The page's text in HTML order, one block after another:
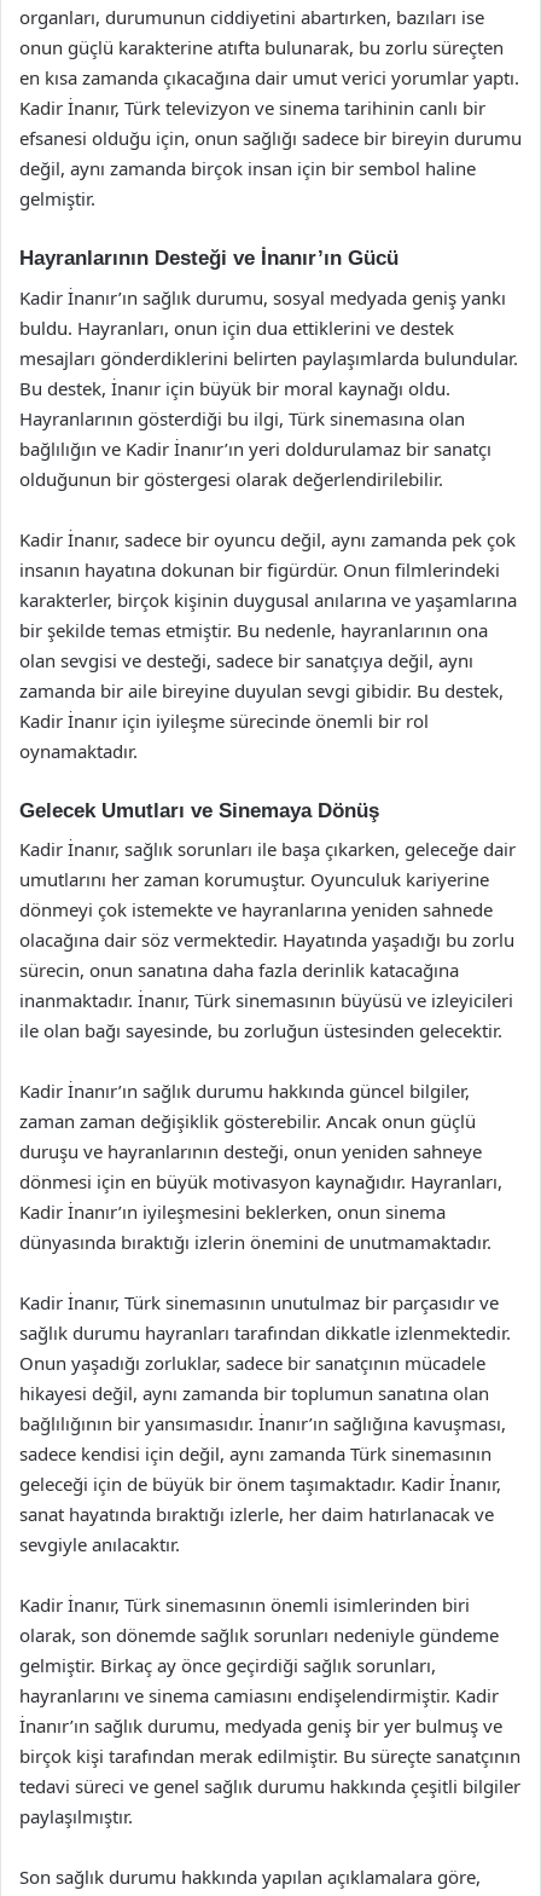
organları, durumunun ciddiyetini abartırken, bazıları ise
onun güçlü karakterine atıfta bulunarak, bu zorlu süreçten
en kısa zamanda çıkacağına dair umut verici yorumlar yaptı.
Kadir İnanır, Türk televizyon ve sinema tarihinin canlı bir
efsanesi olduğu için, onun sağlığı sadece bir bireyin durumu
değil, aynı zamanda birçok insan için bir sembol haline
gelmiştir.
Hayranlarının Desteği ve İnanır’ın Gücü
Kadir İnanır’ın sağlık durumu, sosyal medyada geniş yankı
buldu. Hayranları, onun için dua ettiklerini ve destek
mesajları gönderdiklerini belirten paylaşımlarda bulundular.
Bu destek, İnanır için büyük bir moral kaynağı oldu.
Hayranlarının gösterdiği bu ilgi, Türk sinemasına olan
bağlılığın ve Kadir İnanır’ın yeri doldurulamaz bir sanatçı
olduğunun bir göstergesi olarak değerlendirilebilir.
Kadir İnanır, sadece bir oyuncu değil, aynı zamanda pek çok
insanın hayatına dokunan bir figürdür. Onun filmlerindeki
karakterler, birçok kişinin duygusal anılarına ve yaşamlarına
bir şekilde temas etmiştir. Bu nedenle, hayranlarının ona
olan sevgisi ve desteği, sadece bir sanatçıya değil, aynı
zamanda bir aile bireyine duyulan sevgi gibidir. Bu destek,
Kadir İnanır için iyileşme sürecinde önemli bir rol
oynamaktadır.
Gelecek Umutları ve Sinemaya Dönüş
Kadir İnanır, sağlık sorunları ile başa çıkarken, geleceğe dair
umutlarını her zaman korumuştur. Oyunculuk kariyerine
dönmeyi çok istemekte ve hayranlarına yeniden sahnede
olacağına dair söz vermektedir. Hayatında yaşadığı bu zorlu
sürecin, onun sanatına daha fazla derinlik katacağına
inanmaktadır. İnanır, Türk sinemasının büyüsü ve izleyicileri
ile olan bağı sayesinde, bu zorluğun üstesinden gelecektir.
Kadir İnanır’ın sağlık durumu hakkında güncel bilgiler,
zaman zaman değişiklik gösterebilir. Ancak onun güçlü
duruşu ve hayranlarının desteği, onun yeniden sahneye
dönmesi için en büyük motivasyon kaynağıdır. Hayranları,
Kadir İnanır’ın iyileşmesini beklerken, onun sinema
dünyasında bıraktığı izlerin önemini de unutmamaktadır.
Kadir İnanır, Türk sinemasının unutulmaz bir parçasıdır ve
sağlık durumu hayranları tarafından dikkatle izlenmektedir.
Onun yaşadığı zorluklar, sadece bir sanatçının mücadele
hikayesi değil, aynı zamanda bir toplumun sanatına olan
bağlılığının bir yansımasıdır. İnanır’ın sağlığına kavuşması,
sadece kendisi için değil, aynı zamanda Türk sinemasının
geleceği için de büyük bir önem taşımaktadır. Kadir İnanır,
sanat hayatında bıraktığı izlerle, her daim hatırlanacak ve
sevgiyle anılacaktır.
Kadir İnanır, Türk sinemasının önemli isimlerinden biri
olarak, son dönemde sağlık sorunları nedeniyle gündeme
gelmiştir. Birkaç ay önce geçirdiği sağlık sorunları,
hayranlarını ve sinema camiasını endişelendirmiştir. Kadir
İnanır’ın sağlık durumu, medyada geniş bir yer bulmuş ve
birçok kişi tarafından merak edilmiştir. Bu süreçte sanatçının
tedavi süreci ve genel sağlık durumu hakkında çeşitli bilgiler
paylaşılmıştır.
Son sağlık durumu hakkında yapılan açıklamalara göre,